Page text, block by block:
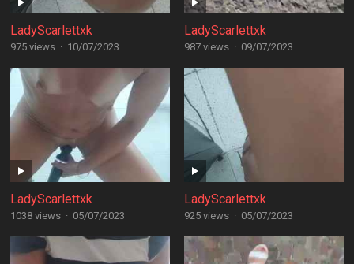
LadyScarlettxk
975 views · 10/07/2023
LadyScarlettxk
987 views · 09/07/2023
LadyScarlettxk
1038 views · 05/07/2023
LadyScarlettxk
925 views · 05/07/2023